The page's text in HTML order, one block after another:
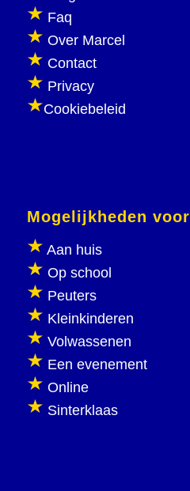
Faq
Over Marcel
Contact
Privacy
Cookiebeleid
Mogelijkheden voor
Aan huis
Op school
Peuters
Kleinkinderen
Volwassenen
Een evenement
Online
Sinterklaas